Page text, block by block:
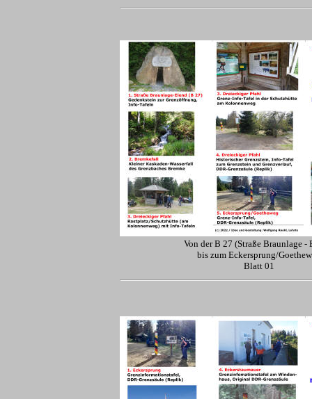
Von der B 27 (Straße Braunlage -
bis zum Eckersprung/
Blatt 01